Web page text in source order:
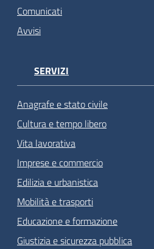
Comunicati
Avvisi
SERVIZI
Anagrafe e stato civile
Cultura e tempo libero
Vita lavorativa
Imprese e commercio
Edilizia e urbanistica
Mobilità e trasporti
Educazione e formazione
Giustizia e sicurezza pubblica